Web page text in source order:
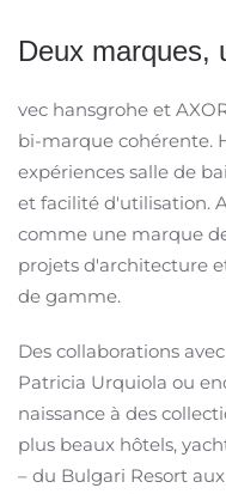
Deux marques,
vec hansgrohe et
bi-marque cohérente.
expériences salle de
et facilité d'utilisation.
comme une marque
projets d'architecture
de gamme.
Des collaborations
Patricia Urquiola ou
naissance à des
plus beaux hôtels,
– du Bulgari Resort